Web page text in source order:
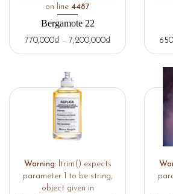
on line 4487
Bergamote 22
770,000₫ – 7,200,000₫
Warning: ltrim() expects
parameter 1 to be string,
object given in